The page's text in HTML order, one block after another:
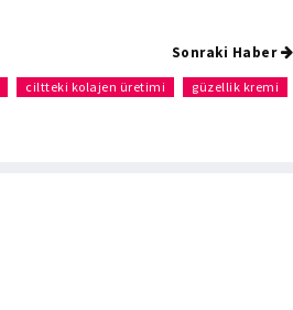
Sonraki Haber
ciltteki kolajen üretimi güzellik kremi